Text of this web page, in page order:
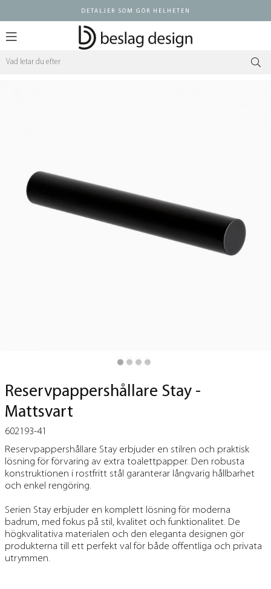
DETALJER SOM GÖR HELHETEN
Reservpappershållare Stay -
Mattsvart
602193-41
Reservpappershållare Stay erbjuder en stilren och praktisk
lösning för förvaring av extra toalettpapper. Den robusta
konstruktionen i rostfritt stål garanterar långvarig hållbarhet
och enkel rengöring.
Serien Stay erbjuder en komplett lösning för moderna
badrum, med fokus på stil, kvalitet och funktionalitet. De
högkvalitativa materialen och den eleganta designen gör
produkterna till ett perfekt val för både offentliga och privata
utrymmen.